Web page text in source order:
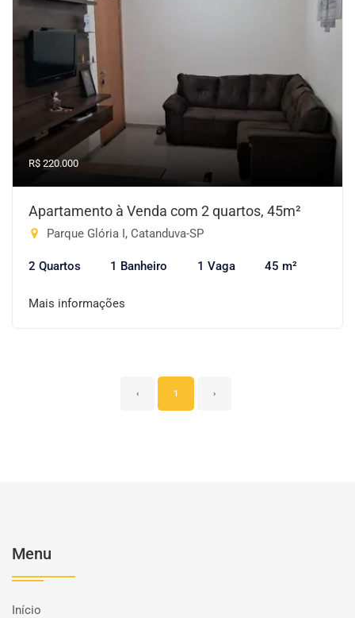
R$ 220.000
Apartamento à Venda com 2 quartos, 45m²
Parque Glória I, Catanduva-SP
2 Quartos 1 Banheiro 1 Vaga 45 m²
Mais informações
‹ 1 ›
Menu
Início